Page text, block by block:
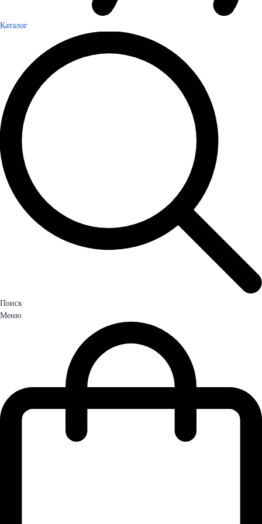
Каталог
Поиск
Меню